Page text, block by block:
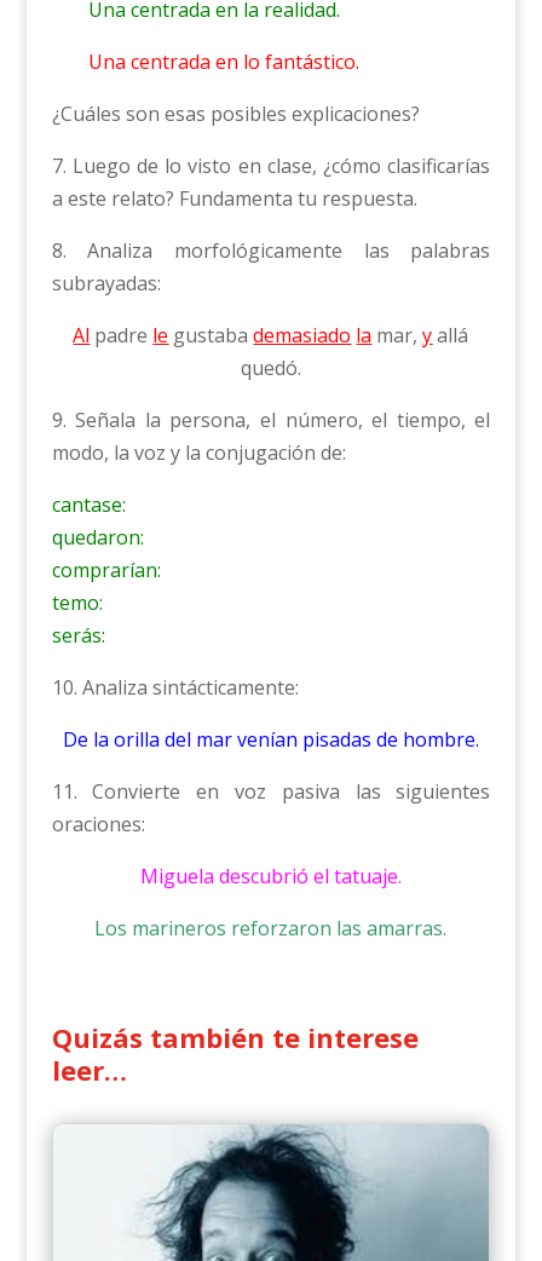
Una centrada en la realidad.
Una centrada en lo fantástico.
¿Cuáles son esas posibles explicaciones?
7. Luego de lo visto en clase, ¿cómo clasificarías
a este relato? Fundamenta tu respuesta.
8. Analiza morfológicamente las palabras
subrayadas:
Al padre le gustabademasiado la mar,yallá
quedó.
9. Señala la persona, el número, el tiempo, el
modo, la voz y la conjugación de:
cantase:
quedaron:
comprarían:
temo:
serás:
10. Analiza sintácticamente:
De la orilla del mar venían pisadas de hombre.
11. Convierte en voz pasiva las siguientes
oraciones:
Miguela descubrió el tatuaje.
Los marineros reforzaron las amarras.
Quizás también te interese
leer…